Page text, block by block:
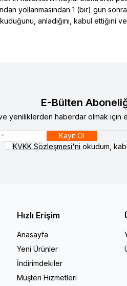
yollanmasından 1 (bir) gün
anladığını, kabul ettiğini
E-Bülten
yeniliklerden haberdar olmak için
Kayıt Ol
KVKK Sözleşmesi'ni okudum,
Hızlı Erişim
Anasayfa
Yeni Ürünler
İndirimdekiler
Müşteri Hizmetleri